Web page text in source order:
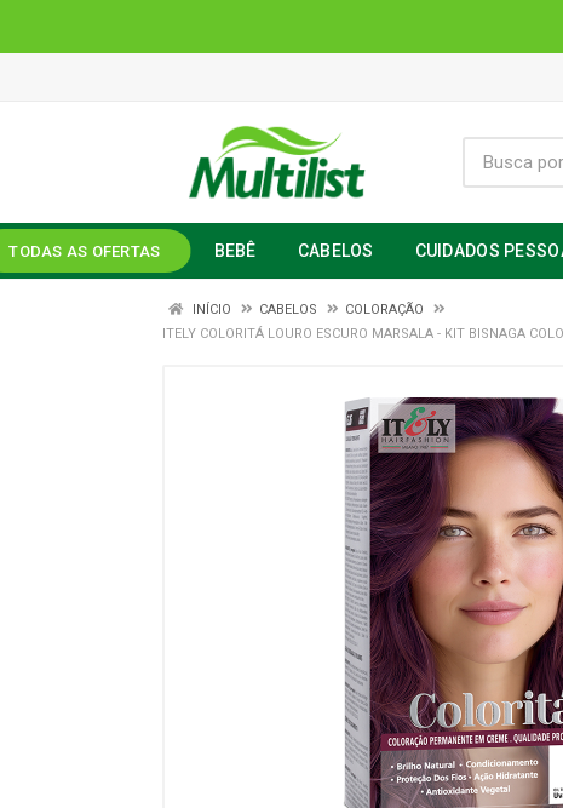
TODAS AS OFERTAS BEBÊ CABELOS CUIDADOS
INÍCIO CABELOS
COLORAÇÃO
ITELY COLORITÁ LOURO ESCURO MARSALA - KIT BISNAGA